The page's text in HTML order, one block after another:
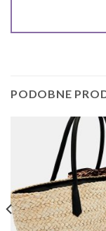
PODOBNE